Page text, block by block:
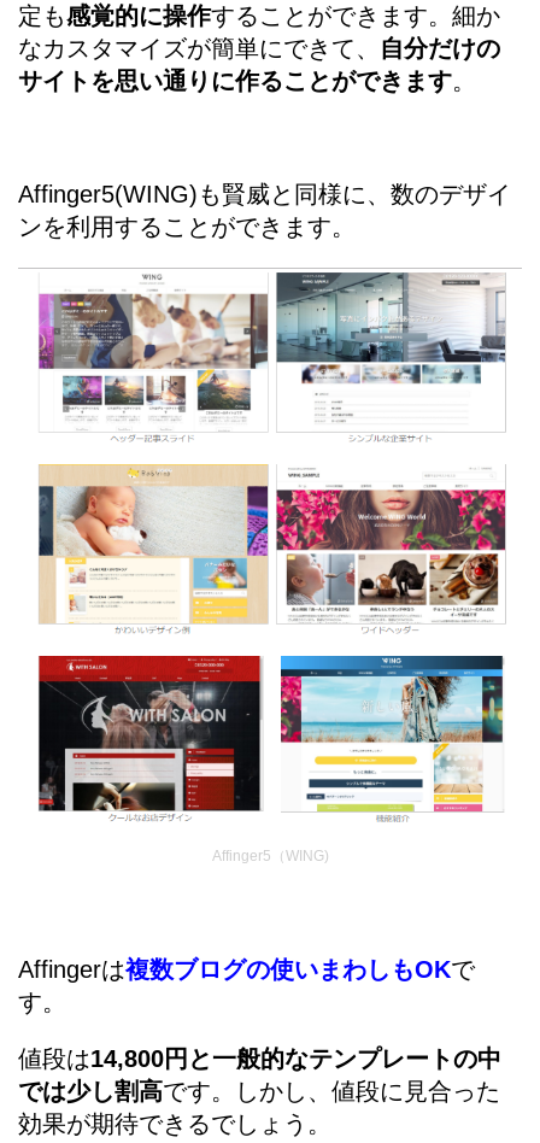
定も感覚的に操作することができます。細か
なカスタマイズが簡単にできて、 自分だけの
サイトを思い通りに作ることができます。
Affinger5(WING)も賢威と同様に、数のデザイ
ンを利用することができます。
Affinger5（WING)
Affingerは複数ブログの使いまわしもOKで
す。
値段は14,800円と一般的なテンプレートの中
では少し割高です。しかし、値段に見合った
効果が期待できるでしょう。